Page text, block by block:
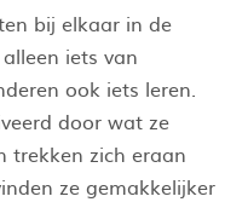
bij elkaar in de
iets van
ook iets leren.
door wat ze
trekken zich eraan
ze gemakkelijker